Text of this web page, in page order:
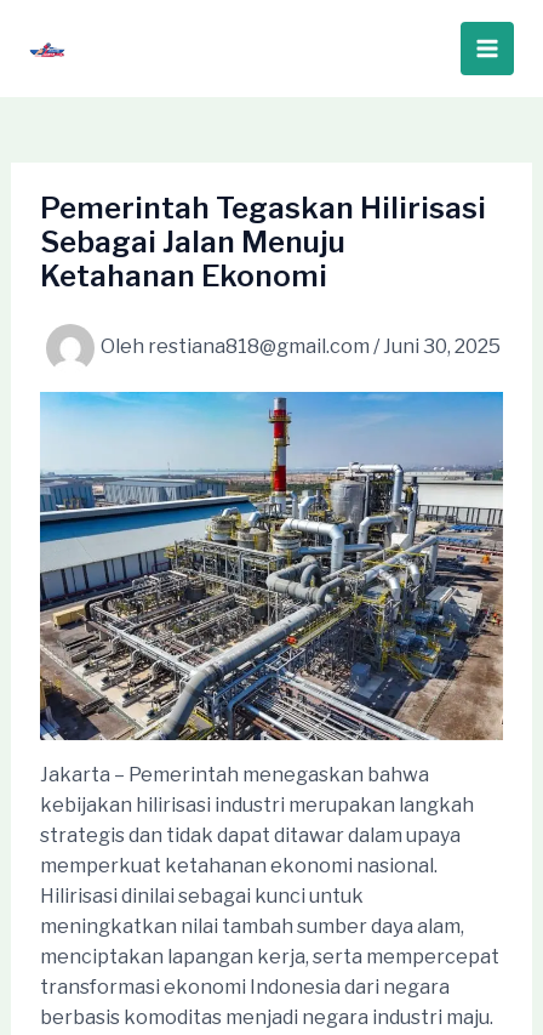
Main
Pemerintah Tegaskan Hilirisasi
Sebagai Jalan Menuju
Ketahanan Ekonomi
Oleh restiana818@gmail.com /Juni 30, 2025
Jakarta – Pemerintah menegaskan bahwa
kebijakan hilirisasi industri merupakan langkah
strategis dan tidak dapat ditawar dalam upaya
memperkuat ketahanan ekonomi nasional.
Hilirisasi dinilai sebagai kunci untuk
meningkatkan nilai tambah sumber daya alam,
menciptakan lapangan kerja, serta mempercepat
transformasi ekonomi Indonesia dari negara
berbasis komoditas menjadi negara industri maju.